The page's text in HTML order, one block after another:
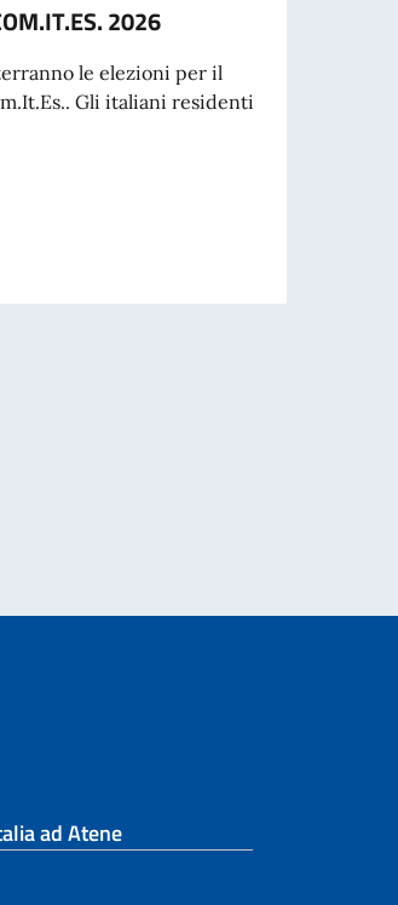
del Vice Vresidente del Consiglio e
2026
le elezioni per il
Gli italiani residenti
COM.IT.ES. 2026
ad Atene